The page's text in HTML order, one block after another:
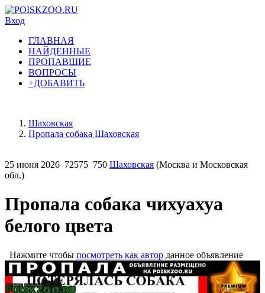
Вход
ГЛАВНАЯ
НАЙДЕННЫЕ
ПРОПАВШИЕ
ВОПРОСЫ
+ДОБАВИТЬ
Шаховская
Пропала собака Шаховская
25 июня 2026 72575 750 Шаховская (Москва и Московская
обл.)
Пропала собака чихуахуа
белого цвета
Нажмите чтобы посмотреть как автор данное объявление